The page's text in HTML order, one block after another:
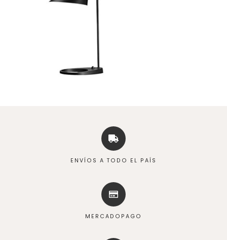
ENVÍOS A TODO EL PAÍS
MERCADOPAGO